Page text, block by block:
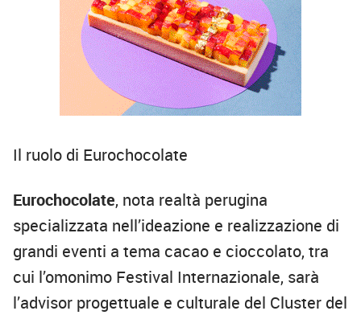
Il ruolo di Eurochocolate
Eurochocolate, nota realtà perugina
specializzata nell’ideazione e realizzazione di
grandi eventi a tema cacao e cioccolato, tra
cui l’omonimo Festival Internazionale, sarà
l’advisor progettuale e culturale del Cluster del